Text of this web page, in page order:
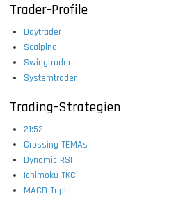
Trader-Profile
Daytrader
Scalping
Swingtrader
Systemtrader
Trading-Strategien
21:52
Crossing TEMAs
Dynamic RSI
Ichimoku TKC
MACD Triple